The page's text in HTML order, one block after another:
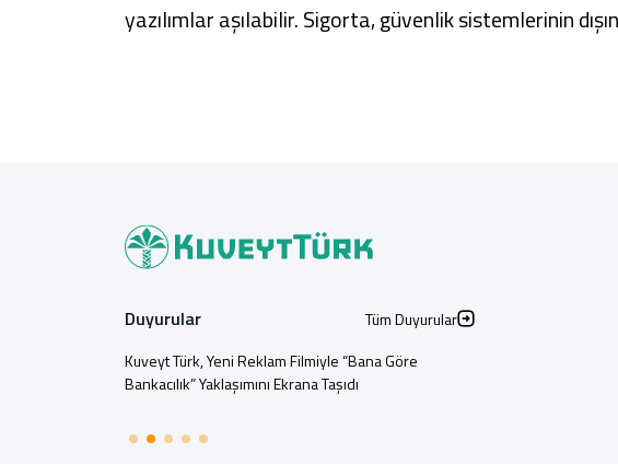
yazılımlar aşılabilir. Sigorta, güvenlik sistemlerinin
Duyurular
Tüm Duyurular
Kuveyt Türk, Yeni Reklam Filmiyle “Bana Göre
Bankacılık” Yaklaşımını Ekrana Taşıdı